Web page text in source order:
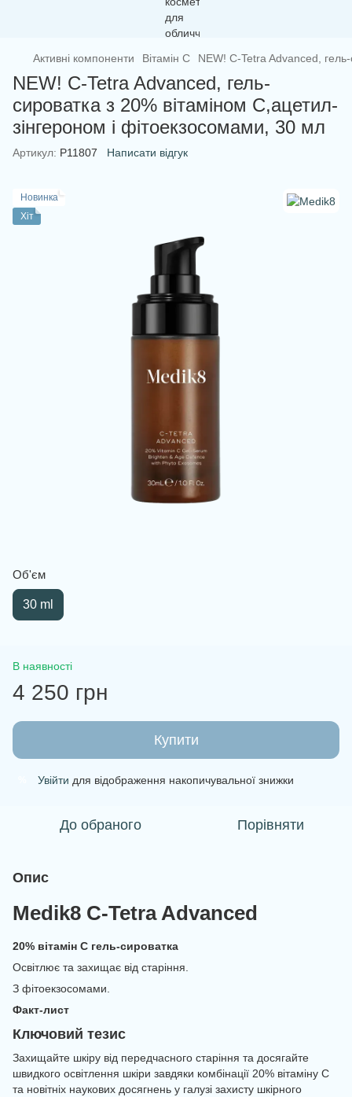
Активні компоненти Вітамін C NEW! C-Tetra Advanced,
NEW! C-Tetra Advanced, гель-
сироватка з 20% вітаміном С,ацетил-
зінгероном і фітоекзосомами, 30 мл
Артикул: P11807 Написати відгук
Новинка
Хіт
Об'єм
30 ml
В наявності
4 250 грн
Купити
Увійти для відображення накопичувальної знижки
До обраного Порівняти
Опис
Medik8 C-Tetra Advanced
20% вітамін C гель-сироватка
Освітлює та захищає від старіння.
З фітоекзосомами.
Факт-лист
Ключовий тезис
Захищайте шкіру від передчасного старіння та досягайте
швидкого освітлення шкіри завдяки комбінації 20% вітаміну С
та новітніх наукових досягнень у галузі захисту шкірного